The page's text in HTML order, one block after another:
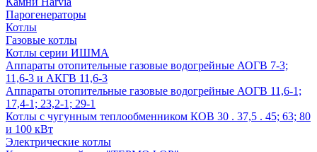
Парогенераторы
Котлы
Газовые котлы
Котлы серии ИШМА
Аппараты отопительные газовые водогрейные АОГВ 7-3;
11,6-3 и АКГВ 11,6-3
Аппараты отопительные газовые водогрейные АОГВ 11,6-1;
17,4-1; 23,2-1; 29-1
Котлы с чугунным теплообменником КОВ 30 . 37,5 . 45; 63; 80
и 100 кВт
Электрические котлы